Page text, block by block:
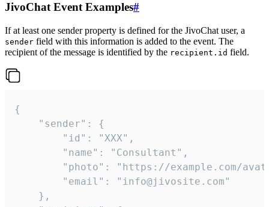
JivoChat Event Examples#
If at least one sender property is defined for the JivoChat user, a
sender field with this information is added to the event. The
recipient of the message is identified by the recipient.id field.
{